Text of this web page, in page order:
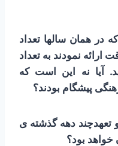
در همان سال­ها تعداد
ارائه نمودند به تعداد
آیا نه این است که
پیشگام بودند؟
دهه گذشته ی
خواهد بود؟